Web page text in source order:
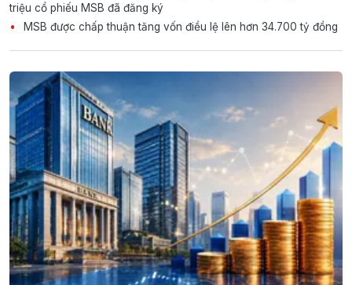
triệu cổ phiếu MSB đã đăng ký
MSB được chấp thuận tăng vốn điều lệ lên hơn 34.700 tỷ đồng